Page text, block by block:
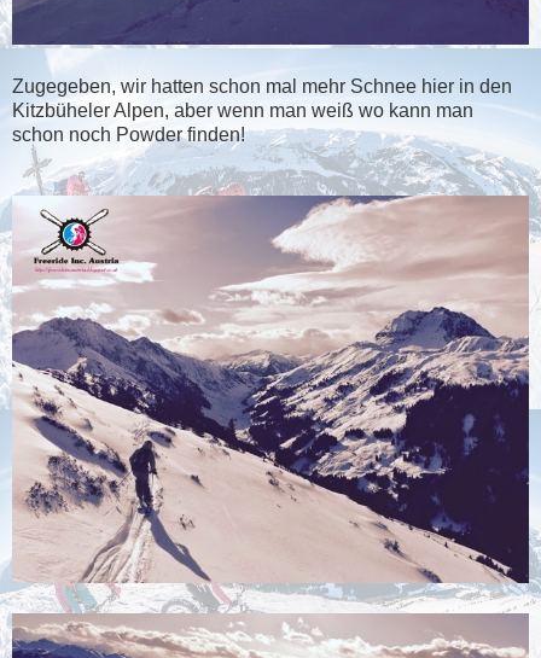
Zugegeben, wir hatten schon mal mehr Schnee hier in den
Kitzbüheler Alpen, aber wenn man weiß wo kann man
schon noch Powder finden!